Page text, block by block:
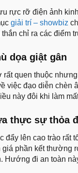
rực rỡ điện ảnh
giải trí – showbiz
chỉ ra các điểm
dọa giật gân
rất quen thuộc
việc đạo diễn chèn
này đôi khi làm
thực sự thỏa
đẩy lên cao trào rất
giá phần kết thường
Hướng đi an toàn